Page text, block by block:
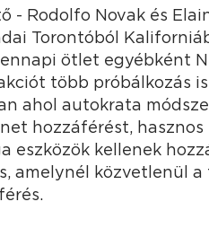
- Rodolfo Novak és
Torontóból
ötlet egyébként
több próbálkozás
ahol autokrata
hozzáférést,
eszközök kellenek
amelynél közvetlenül